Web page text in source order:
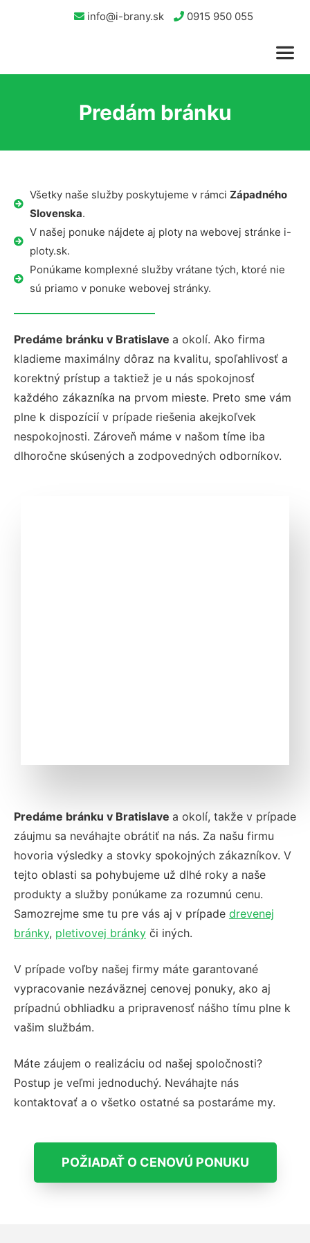
info@i-brany.sk 0915 950 055
Predám bránku
Všetky naše služby poskytujeme v rámci Západného
Slovenska.
V našej ponuke nájdete aj ploty na webovej stránke i-
ploty.sk.
Ponúkame komplexné služby vrátane tých, ktoré nie
sú priamo v ponuke webovej stránky.
Predáme bránku v Bratislave a okolí. Ako firma
kladieme maximálny dôraz na kvalitu, spoľahlivosť a
korektný prístup a taktiež je u nás spokojnosť
každého zákazníka na prvom mieste. Preto sme vám
plne k dispozícií v prípade riešenia akejkoľvek
nespokojnosti. Zároveň máme v našom tíme iba
dlhoročne skúsených a zodpovedných odborníkov.
Predáme bránku v Bratislave a okolí, takže v prípade
záujmu sa neváhajte obrátiť na nás. Za našu firmu
hovoria výsledky a stovky spokojných zákazníkov. V
tejto oblasti sa pohybujeme už dlhé roky a naše
produkty a služby ponúkame za rozumnú cenu.
Samozrejme sme tu pre vás aj v prípade drevenej
bránky, pletivovej bránky či iných.
V prípade voľby našej firmy máte garantované
vypracovanie nezáväznej cenovej ponuky, ako aj
prípadnú obhliadku a pripravenosť nášho tímu plne k
vašim službám.
Máte záujem o realizáciu od našej spoločnosti?
Postup je veľmi jednoduchý. Neváhajte nás
kontaktovať a o všetko ostatné sa postaráme my.
POŽIADAŤ O CENOVÚ PONUKU